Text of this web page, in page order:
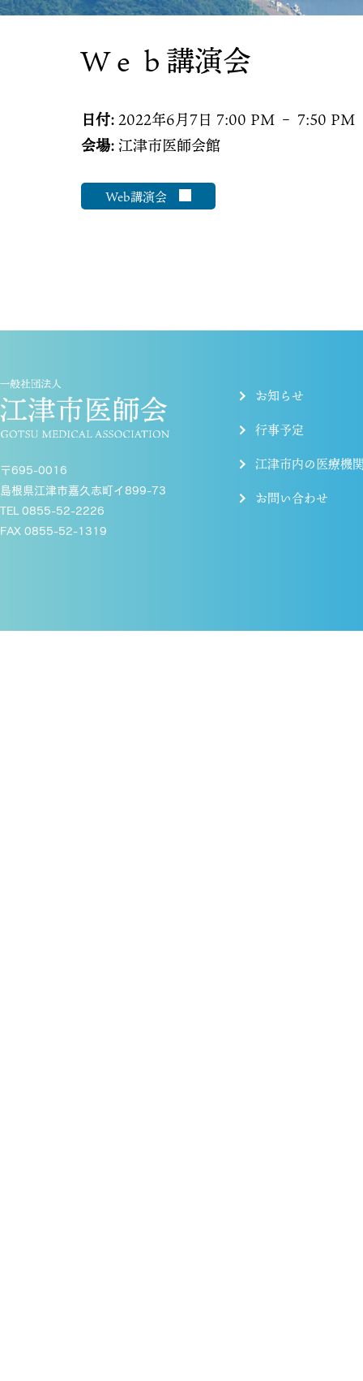
Ｗｅｂ講演会
日付:2022年6月7日 7:00 PM – 7:50 PM
会場:江津市医師会館
Web講演会
〒695-0016
島根県江津市嘉久志町イ899-73
TEL 0855-52-2226
FAX 0855-52-1319
お知らせ
行事予定
江津市内の医療機
お問い合わせ